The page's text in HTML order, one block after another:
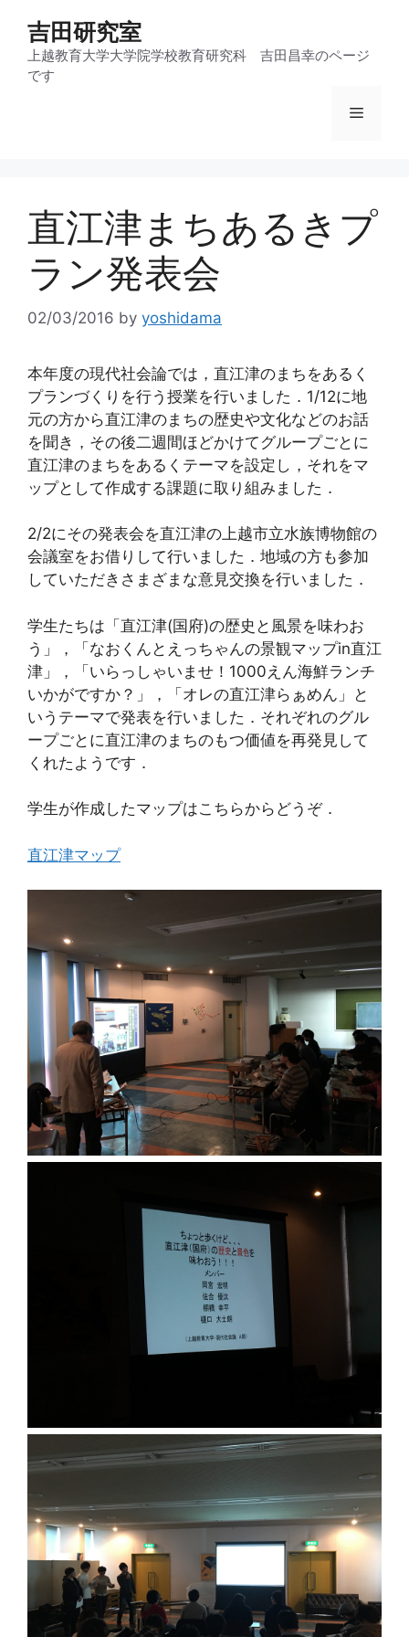
吉田研究室
上越教育大学大学院学校教育研究科 吉田昌幸のページ
です
メ
ュ
直江津まちあるきプ
ラン発表会
02/03/2016 by yoshidama
本年度の現代社会論では，直江津のまちをあるく
プランづくりを行う授業を行いました．1/12に地
元の方から直江津のまちの歴史や文化などのお話
を聞き，その後二週間ほどかけてグループごとに
直江津のまちをあるくテーマを設定し，それをマ
ップとして作成する課題に取り組みました．
2/2にその発表会を直江津の上越市立水族博物館の
会議室をお借りして行いました．地域の方も参加
していただきさまざまな意見交換を行いました．
学生たちは「直江津(国府)の歴史と風景を味わお
う」，「なおくんとえっちゃんの景観マップin直江
津」，「いらっしゃいませ！1000えん海鮮ランチ
いかがですか？」，「オレの直江津らぁめん」と
いうテーマで発表を行いました．それぞれのグル
ープごとに直江津のまちのもつ価値を再発見して
くれたようです．
学生が作成したマップはこちらからどうぞ．
直江津マップ